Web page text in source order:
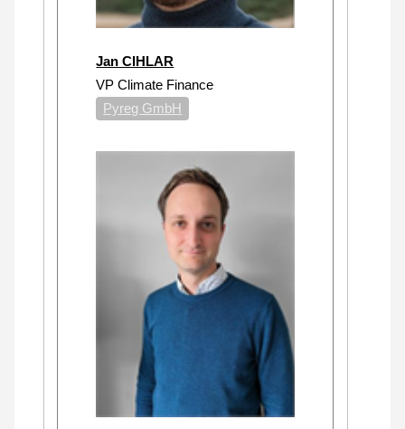
Jan CIHLAR
VP Climate Finance
Pyreg GmbH